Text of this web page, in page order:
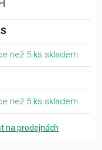
než 5 ks skladem
než 5 ks skladem
na prodejnách